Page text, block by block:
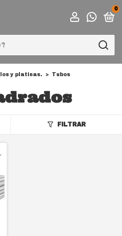
0
y platinas. >
Tubos
FILTRAR